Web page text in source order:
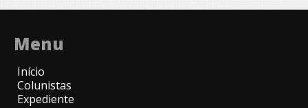
Menu
Início
Colunistas
Expediente